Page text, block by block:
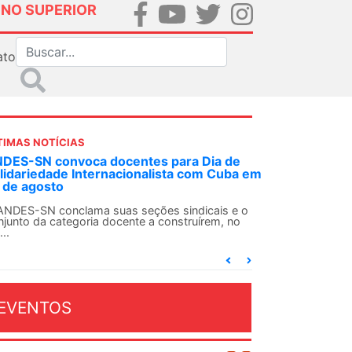
SUPERIOR
NOTÍCIAS
decisão inédita, Justiça Federal condena
agente da ditadura por estupro
uma decisão considerada histórica, a 2ª Vara
Criminal do Rio de Janeiro condenou o...
2026